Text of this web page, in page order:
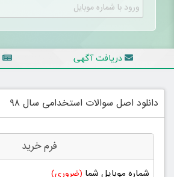
دریافت آگهی
دانلود اصل سوالات استخدامی سال ۹۸
فرم خرید
شماره موبایل شما (ضروری)